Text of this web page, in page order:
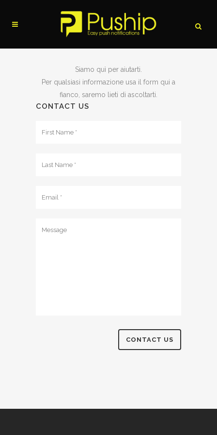
Siamo quì per aiutarti.
Per qualsiasi informazione usa il form qui a
fianco, saremo lieti di ascoltarti.
CONTACT US